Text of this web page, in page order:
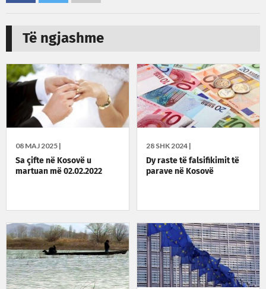
Të ngjashme
08 MAJ 2025 |
Sa çifte në Kosovë u
martuan më 02.02.2022
28 SHK 2024 |
Dy raste të falsifikimit të
parave në Kosovë